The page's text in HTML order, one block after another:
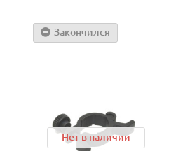
Закончился
Нет в наличии